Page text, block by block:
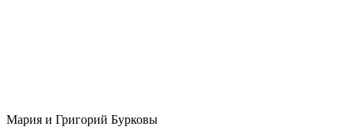
Мария и Григорий Бурковы